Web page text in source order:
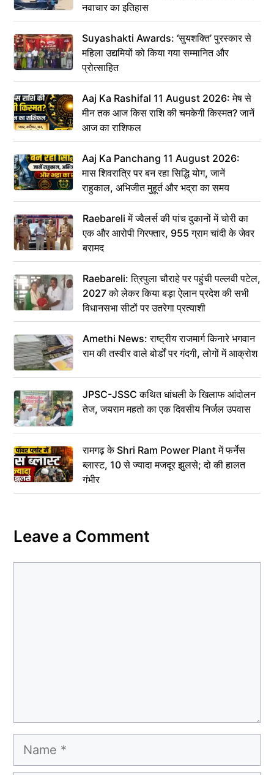
नवाचार का इतिहास
Suyashakti Awards: ‘सुयशक्ति’ पुरस्कार से
महिला उद्यमियों को किया गया सम्मानित और
प्रोत्साहित
Aaj Ka Rashifal 11 August 2026: मेष से
मीन तक आज किस राशि की चमकेगी किस्मत? जानें
आज का राशिफल
Aaj Ka Panchang 11 August 2026:
मास शिवरात्रि पर बन रहा सिद्धि योग, जानें
राहुकाल, अभिजीत मुहूर्त और भद्रा का समय
Raebareli में ज्वैलर्स की पांच दुकानों में चोरी का
एक और आरोपी गिरफ्तार, 955 ग्राम चांदी के जेवर
बरामद
Raebareli: त्रिपुला चौराहे पर पहुंची पल्लवी पटेल,
2027 को लेकर किया बड़ा ऐलान प्रदेश की सभी
विधानसभा सीटों पर उतरेगा प्रत्याशी
Amethi News: राष्ट्रीय राजमार्ग किनारे भगवान
राम की तस्वीर वाले बोर्डों पर गंदगी, लोगों में आक्रोश
JPSC-JSSC कथित धांधली के खिलाफ आंदोलन
तेज, जयराम महतो का एक दिवसीय निर्जल उपवास
रामगढ़ के Shri Ram Power Plant में फर्नेस
ब्लास्ट, 10 से ज्यादा मजदूर झुलसे; दो की हालत
गंभीर
Leave a Comment
Name